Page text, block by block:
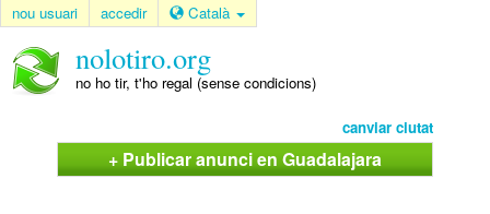
nou usuari accedir Català
nolotiro.org
no ho tir, t'ho regal (sense condicions)
canviar ciutat
+ Publicar anunci en Guadalajara